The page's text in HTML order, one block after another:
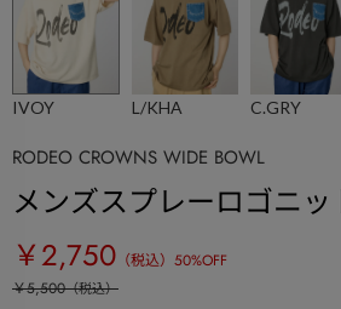
IVOY L/KHA C.GRY
RODEO CROWNS WIDE BOWL
メンズスプレーロゴニ
￥2,750 （税込） 50%OFF
￥5,500（税込）